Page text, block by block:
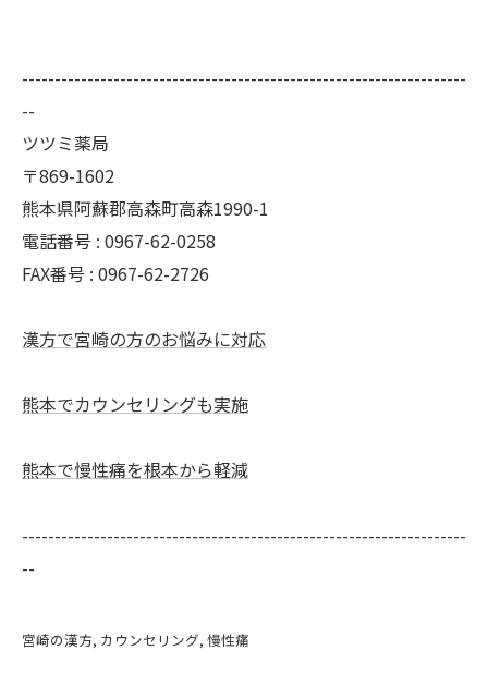
--------------------------------------------------------------------
--
ツツミ薬局
〒869-1602
熊本県阿蘇郡高森町高森1990-1
電話番号 : 0967-62-0258
FAX番号 : 0967-62-2726
漢方で宮崎の方のお悩みに対応
熊本でカウンセリングも実施
熊本で慢性痛を根本から軽減
--------------------------------------------------------------------
--
宮崎の漢方 カウンセリング 慢性痛